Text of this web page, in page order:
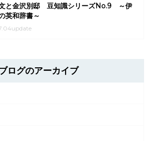
と金沢別邸 豆知識シリーズNo.9 ～伊
英和辞書～
ログのアーカイブ